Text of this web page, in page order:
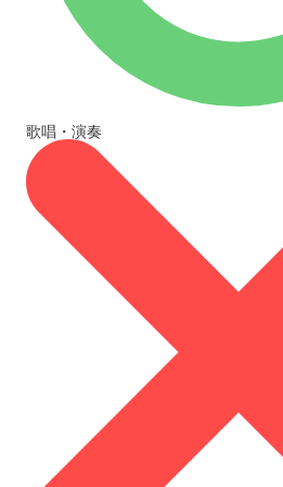
歌唱・演奏